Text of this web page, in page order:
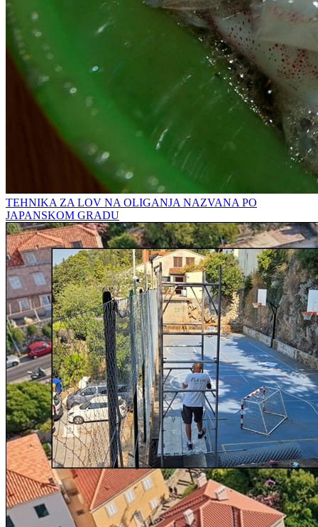
TEHNIKA ZA LOV NA OLIGANJA NAZVANA PO
JAPANSKOM GRADU